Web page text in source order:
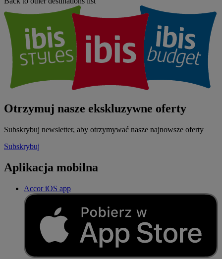
Otrzymuj nasze ekskluzywne oferty
Subskrybuj newsletter, aby otrzymywać nasze najnowsze oferty
Subskrybuj
Aplikacja mobilna
Accor iOS app